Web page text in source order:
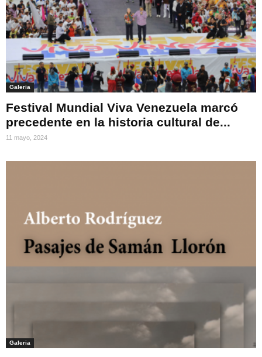
Galeria
Festival Mundial Viva Venezuela marcó
precedente en la historia cultural de...
11 mayo, 2024
Galeria